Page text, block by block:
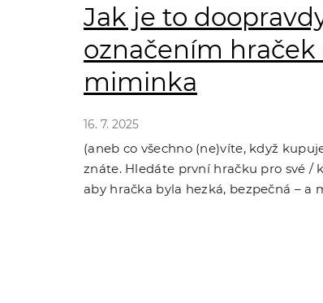
Jak je to
označením
miminka
16. 7. 2025
(aneb co všechno (ne)víte, když
znáte. Hledáte první hračku pro své /
aby hračka byla hezká, bezpečná – a